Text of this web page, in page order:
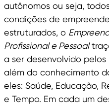
autônomos ou seja,
condições de
estruturados, o
Profissional e Pessoal
a ser desenvolvido
além do conhecimento
eles: Saúde, Educação,
e Tempo. Em cada um